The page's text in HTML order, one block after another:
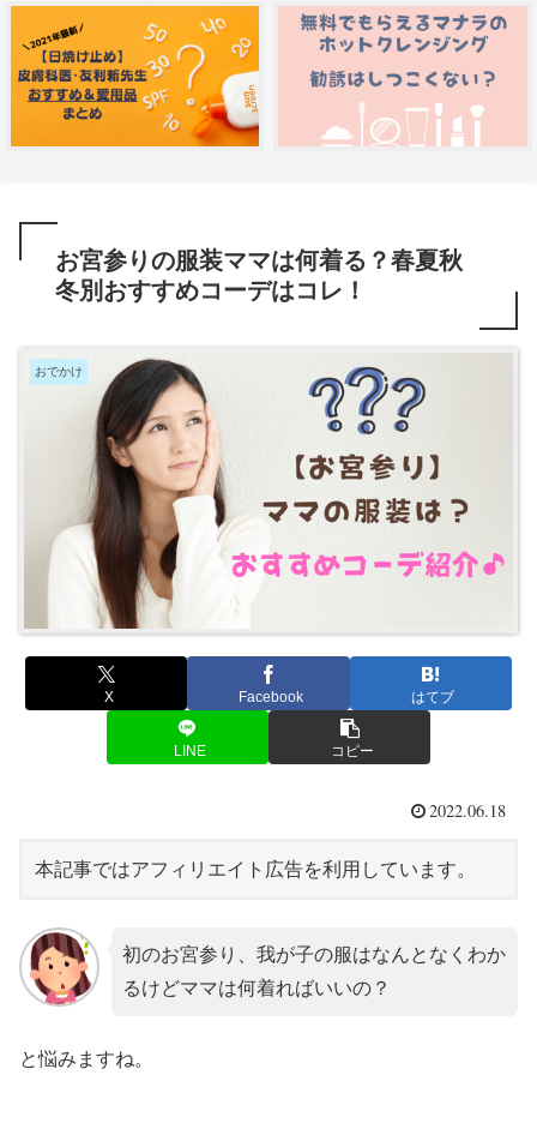
お宮参りの服装ママは何着る？春夏秋
冬別おすすめコーデはコレ！
おでかけ
X Facebook はてブ
LINE コピー
2022.06.18
本記事ではアフィリエイト広告を利用しています。
初のお宮参り、我が子の服はなんとなくわか
るけどママは何着ればいいの？
と悩みますね。